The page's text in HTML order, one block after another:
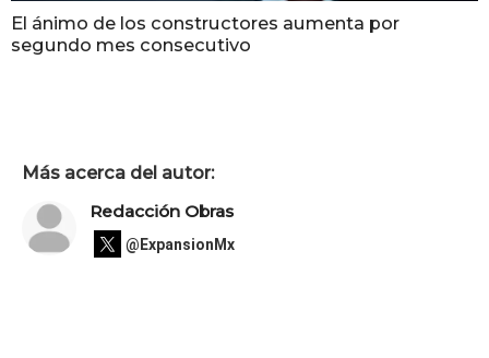
El ánimo de los constructores aumenta por
segundo mes consecutivo
Más acerca del autor:
Redacción Obras
@ExpansionMx